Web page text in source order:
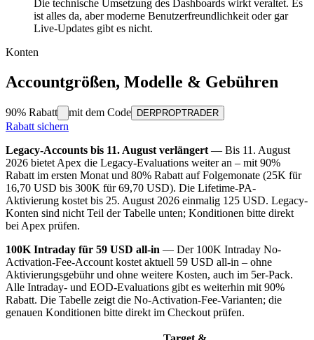
Die technische Umsetzung des Dashboards wirkt veraltet. Es
ist alles da, aber moderne Benutzerfreundlichkeit oder gar
Live-Updates gibt es nicht.
Konten
Accountgrößen, Modelle & Gebühren
90% Rabatt mit dem Code DERPROPTRADER
Rabatt sichern
Legacy-Accounts bis 11. August verlängert — Bis 11. August
2026 bietet Apex die Legacy-Evaluations weiter an – mit 90%
Rabatt im ersten Monat und 80% Rabatt auf Folgemonate (25K für
16,70 USD bis 300K für 69,70 USD). Die Lifetime-PA-
Aktivierung kostet bis 25. August 2026 einmalig 125 USD. Legacy-
Konten sind nicht Teil der Tabelle unten; Konditionen bitte direkt
bei Apex prüfen.
100K Intraday für 59 USD all-in — Der 100K Intraday No-
Activation-Fee-Account kostet aktuell 59 USD all-in – ohne
Aktivierungsgebühr und ohne weitere Kosten, auch im 5er-Pack.
Alle Intraday- und EOD-Evaluations gibt es weiterhin mit 90%
Rabatt. Die Tabelle zeigt die No-Activation-Fee-Varianten; die
genauen Konditionen bitte direkt im Checkout prüfen.